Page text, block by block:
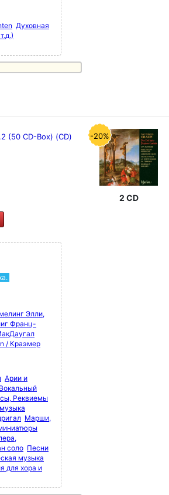
Духовная
(50 CD-Box) (CD)
Элли,
Франц-
/ Краэмер
Арии и
Вокальный
Реквиемы
Марши,
соло Песни
музыка
для хора и
-20%
2 CD